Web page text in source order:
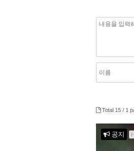
Total 15 / 1
공지